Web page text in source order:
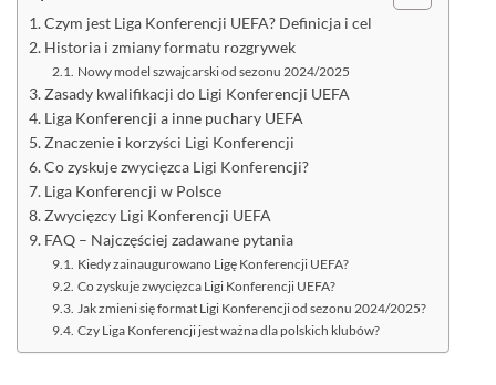
Czym jest Liga Konferencji UEFA? Definicja i cel
Historia i zmiany formatu rozgrywek
Nowy model szwajcarski od sezonu 2024/2025
Zasady kwalifikacji do Ligi Konferencji UEFA
Liga Konferencji a inne puchary UEFA
Znaczenie i korzyści Ligi Konferencji
Co zyskuje zwycięzca Ligi Konferencji?
Liga Konferencji w Polsce
Zwycięzcy Ligi Konferencji UEFA
FAQ – Najczęściej zadawane pytania
Kiedy zainaugurowano Ligę Konferencji UEFA?
Co zyskuje zwycięzca Ligi Konferencji UEFA?
Jak zmieni się format Ligi Konferencji od sezonu 2024/2025?
Czy Liga Konferencji jest ważna dla polskich klubów?